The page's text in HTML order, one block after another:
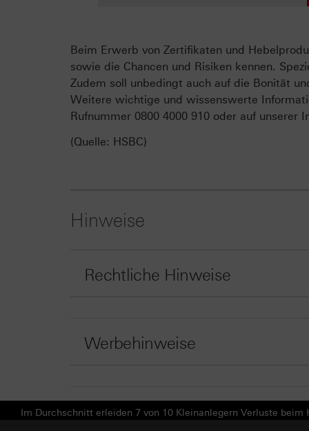
Beim Erwerb von Zertifikaten und
sowie die Chancen und Risiken kennen.
Zudem soll unbedingt auch auf die Bonität
Weitere wichtige und wissenswerte
Rufnummer 0800 4000 910 oder auf
(Quelle: HSBC)
Hinweise
Rechtliche Hinweise
Werbehinweise
Im Durchschnitt erleiden 7 von 10 Kleinanlegern Verluste